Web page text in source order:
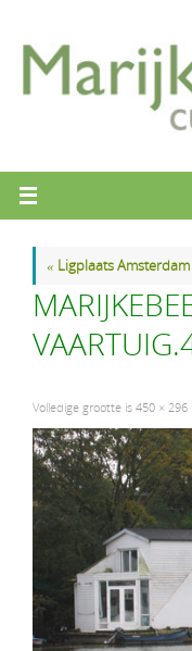
inhoud
« Ligplaats Amsterdam
Volledige grootte is 450 × 296